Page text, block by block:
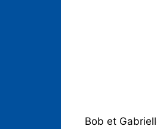
Bob et